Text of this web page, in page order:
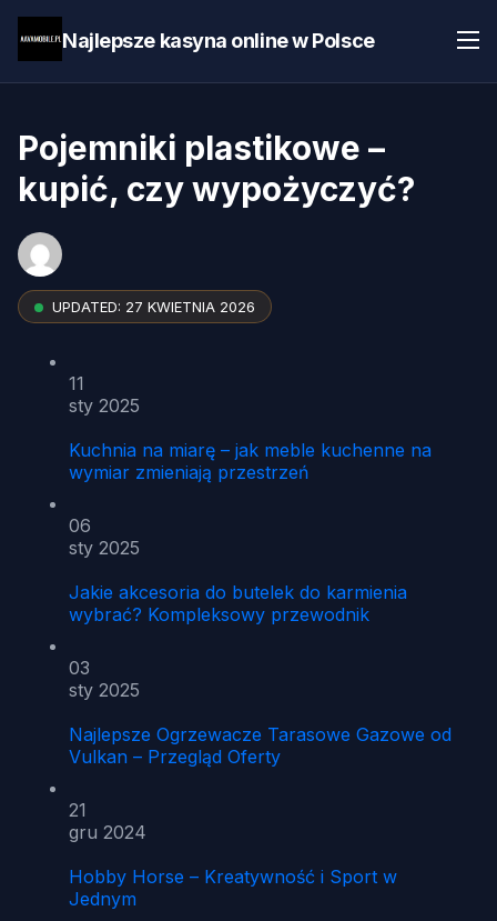
Najlepsze kasyna online w Polsce
Pojemniki plastikowe –
kupić, czy wypożyczyć?
UPDATED: 27 KWIETNIA 2026
11
sty 2025
Kuchnia na miarę – jak meble kuchenne na
wymiar zmieniają przestrzeń
06
sty 2025
Jakie akcesoria do butelek do karmienia
wybrać? Kompleksowy przewodnik
03
sty 2025
Najlepsze Ogrzewacze Tarasowe Gazowe od
Vulkan – Przegląd Oferty
21
gru 2024
Hobby Horse – Kreatywność i Sport w
Jednym